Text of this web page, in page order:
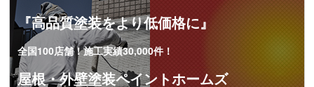
『高品質塗装をより低価格に』
全国100店舗！施工実績30,000件！
屋根・外壁塗装ペイントホームズ